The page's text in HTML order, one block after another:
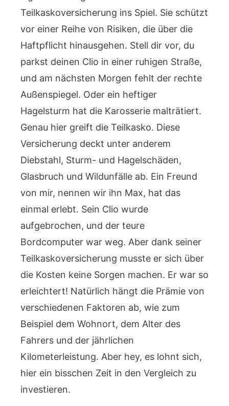
Teilkaskoversicherung ins Spiel. Sie schützt
vor einer Reihe von Risiken, die über die
Haftpflicht hinausgehen. Stell dir vor, du
parkst deinen Clio in einer ruhigen Straße,
und am nächsten Morgen fehlt der rechte
Außenspiegel. Oder ein heftiger
Hagelsturm hat die Karosserie malträtiert.
Genau hier greift die Teilkasko. Diese
Versicherung deckt unter anderem
Diebstahl, Sturm- und Hagelschäden,
Glasbruch und Wildunfälle ab. Ein Freund
von mir, nennen wir ihn Max, hat das
einmal erlebt. Sein Clio wurde
aufgebrochen, und der teure
Bordcomputer war weg. Aber dank seiner
Teilkaskoversicherung musste er sich über
die Kosten keine Sorgen machen. Er war so
erleichtert! Natürlich hängt die Prämie von
verschiedenen Faktoren ab, wie zum
Beispiel dem Wohnort, dem Alter des
Fahrers und der jährlichen
Kilometerleistung. Aber hey, es lohnt sich,
hier ein bisschen Zeit in den Vergleich zu
investieren.